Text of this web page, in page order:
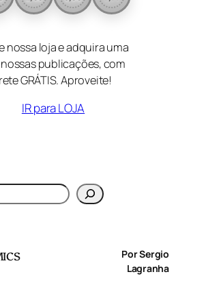
nossa loja e adquira uma
publicações, com
GRÁTIS. Aproveite!
IR para LOJA
Por Sergio
Lagranha